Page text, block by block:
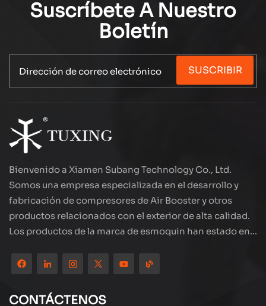
Suscríbete A Nuestro
Boletín
SUSCRIBIR
Bienvenido a Xiamen Subang Technology Co., Ltd.
Somos una empresa especializada en el desarrollo y
fabricación de compresores de Air Booster y otros
productos relacionados con el exterior de alta calidad.
Los productos de la marca de esmoquin han estado en
ubicada en el hermoso paisaje de la ciudad costera:
Xiamen, nuestros productos se exportan a más de 80
países y regiones, con una excelente calidad ha ganado
CONTÁCTENOS